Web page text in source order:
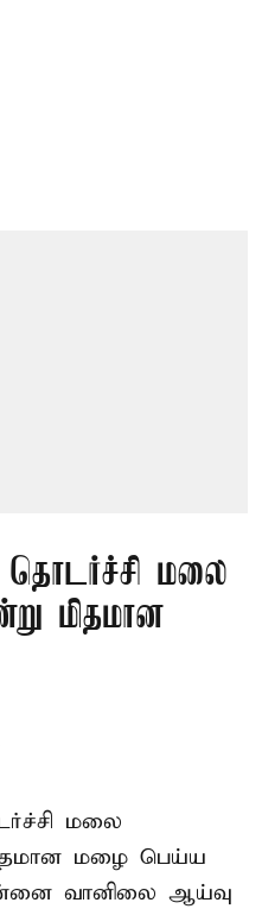
தொடர்ச்சி மலை
மிதமான
மலை
மழை பெய்ய
வானிலை ஆய்வு